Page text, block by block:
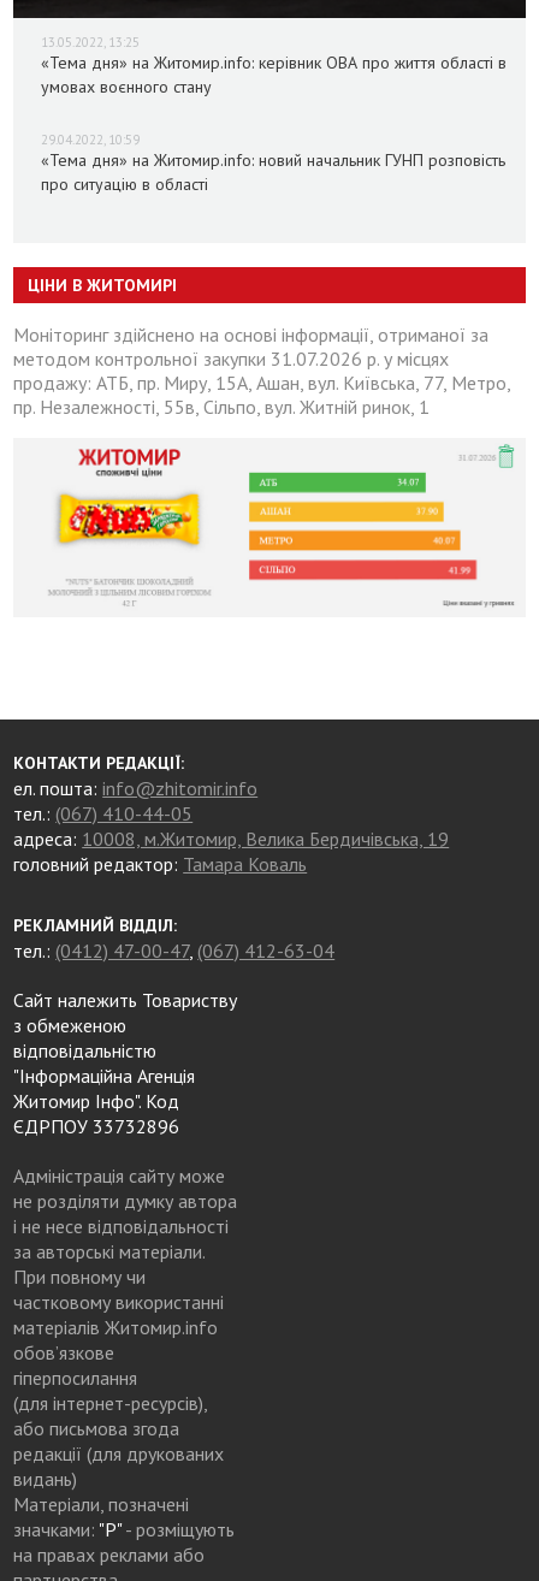
13.05.2022, 13:25
«Тема дня» на Житомир.info: керівник ОВА про життя області в
умовах воєнного стану
29.04.2022, 10:59
«Тема дня» на Житомир.info: новий начальник ГУНП розповість
про ситуацію в області
ЦІНИ В ЖИТОМИРІ
Моніторинг здійснено на основі інформації, отриманої за
методом контрольної закупки 31.07.2026 р. у місцях
продажу: АТБ, пр. Миру, 15А, Ашан, вул. Київська, 77, Метро,
пр. Незалежності, 55в, Сільпо, вул. Житній ринок, 1
КОНТАКТИ РЕДАКЦІЇ:
ел. пошта:info@zhitomir.info
тел.: (067) 410-44-05
адреса: 10008, м.Житомир, Велика Бердичівська, 19
головний редактор: Тамара Коваль
РЕКЛАМНИЙ ВІДДІЛ:
тел.: (0412) 47-00-47, (067) 412-63-04
Сайт належить Товариству
з обмеженою
відповідальністю
"Інформаційна Агенція
Житомир Інфо". Код
ЄДРПОУ 33732896
Адміністрація сайту може
не розділяти думку автора
і не несе відповідальності
за авторські матеріали.
При повному чи
частковому використанні
матеріалів Житомир.info
обов’язкове
гіперпосилання
(для інтернет-ресурсів),
або письмова згода
редакції (для друкованих
видань)
Матеріали, позначені
значками: "Р"- розміщують
на правах реклами або